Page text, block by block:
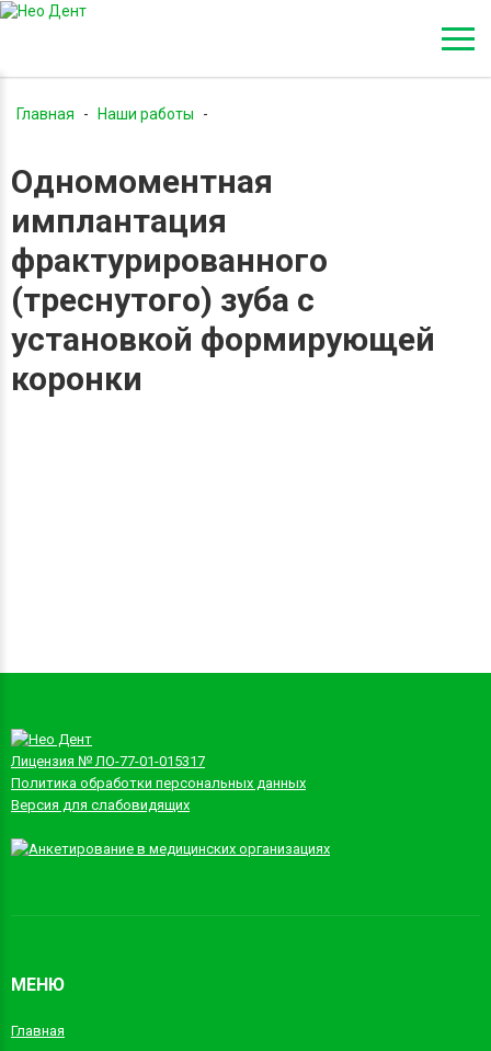
Главная - Наши работы
-
(треснутого) зуба с установкой формирующей коронки
Одномоментная
имплантация
фрактурированного
(треснутого) зуба с
установкой формирующей
коронки
Лицензия № ЛО-77-01-015317
Политика обработки персональных данных
Версия для слабовидящих
МЕНЮ
Главная